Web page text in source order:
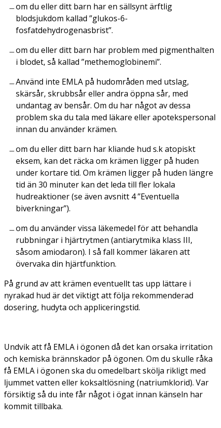
om du eller ditt barn har en sällsynt ärftlig
blodsjukdom kallad ”glukos-6-
fosfatdehydrogenasbrist”.
om du eller ditt barn har problem med pigmenthalten
i blodet, så kallad ”methemoglobinemi”.
Använd inte EMLA på hudområden med utslag,
skärsår, skrubbsår eller andra öppna sår, med
undantag av bensår. Om du har något av dessa
problem ska du tala med läkare eller apotekspersonal
innan du använder krämen.
om du eller ditt barn har kliande hud s.k atopiskt
eksem, kan det räcka om krämen ligger på huden
under kortare tid. Om krämen ligger på huden längre
tid än 30 minuter kan det leda till fler lokala
hudreaktioner (se även avsnitt 4 ”Eventuella
biverkningar”).
om du använder vissa läkemedel för att behandla
rubbningar i hjärtrytmen (antiarytmika klass III,
såsom amiodaron). I så fall kommer läkaren att
övervaka din hjärtfunktion.
På grund av att krämen eventuellt tas upp lättare i
nyrakad hud är det viktigt att följa rekommenderad
dosering, hudyta och appliceringstid.
Undvik att få EMLA i ögonen då det kan orsaka irritation
och kemiska brännskador på ögonen. Om du skulle råka
få EMLA i ögonen ska du omedelbart skölja rikligt med
ljummet vatten eller koksaltlösning (natriumklorid). Var
försiktig så du inte får något i ögat innan känseln har
kommit tillbaka.